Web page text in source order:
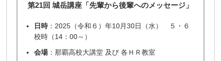
第21回 城岳講座「先輩から後輩へのメッセージ」
日時 ：2025（令和６）年10月30日（水） ５・６
校時（14：00～）
会場：那覇高校大講堂 及び 各ＨＲ教室